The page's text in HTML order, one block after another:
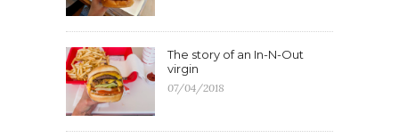
The story of an In-N-Out
virgin
07/04/2018